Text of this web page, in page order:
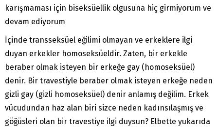
karışmaması için biseksüellik olgusuna hiç girmiyorum ve
devam ediyorum
İçinde transseksüel eğilimi olmayan ve erkeklere ilgi
duyan erkekler homoseksüeldir. Zaten, bir erkekle
beraber olmak isteyen bir erkeğe gay (homoseksüel)
denir. Bir travestiyle beraber olmak isteyen erkeğe neden
gizli gay (gizli homoseksüel) denir anlamış değilim. Erkek
vücudundan haz alan biri sizce neden kadınsılaşmış ve
göğüsleri olan bir travestiye ilgi duysun? Elbette yukarıda